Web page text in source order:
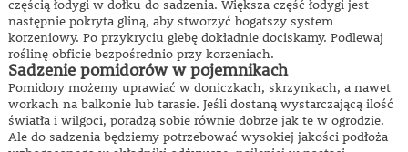
częścią łodygi w dołku do sadzenia. Większa część łodygi jest
następnie pokryta gliną, aby stworzyć bogatszy system
korzeniowy. Po przykryciu glebę dokładnie dociskamy. Podlewaj
roślinę obficie bezpośrednio przy korzeniach.
Sadzenie pomidorów w pojemnikach
Pomidory możemy uprawiać w doniczkach, skrzynkach, a nawet
workach na balkonie lub tarasie. Jeśli dostaną wystarczającą ilość
światła i wilgoci, poradzą sobie równie dobrze jak te w ogrodzie.
Ale do sadzenia będziemy potrzebować wysokiej jakości podłoża